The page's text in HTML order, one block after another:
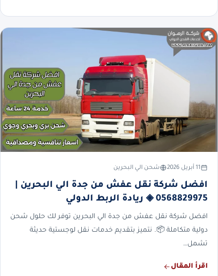
11 أبريل 2026 شحن الي البحرين
افضل شركة نقل عفش من جدة الي البحرين |
0568829975 ◈ ريادة الربط الدولي
افضل شركة نقل عفش من جدة الي البحرين توفر لك حلول شحن
دولية متكاملة 📦. نتميز بتقديم خدمات نقل لوجستية حديثة
تشمل…
اقرأ المقال